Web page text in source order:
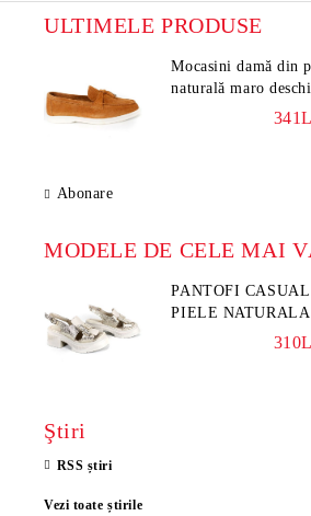
ULTIMELE PRODUSE
Mocasini damă din
naturală maro
Abonare
MODELE DE CELE MAI
PANTOFI
PIELE
FLORAL - MODEL
Ştiri
RSS știri
Vezi toate știrile